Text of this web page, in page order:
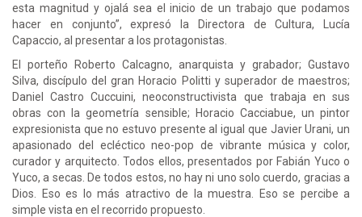
esta magnitud y ojalá sea el inicio de un trabajo que podamos
hacer en conjunto”, expresó la Directora de Cultura, Lucía
Capaccio, al presentar a los protagonistas.
El porteño Roberto Calcagno, anarquista y grabador; Gustavo
Silva, discípulo del gran Horacio Politti y superador de maestros;
Daniel Castro Cuccuini, neoconstructivista que trabaja en sus
obras con la geometría sensible; Horacio Cacciabue, un pintor
expresionista que no estuvo presente al igual que Javier Urani, un
apasionado del ecléctico neo-pop de vibrante música y color,
curador y arquitecto. Todos ellos, presentados por Fabián Yuco o
Yuco, a secas. De todos estos, no hay ni uno solo cuerdo, gracias a
Dios. Eso es lo más atractivo de la muestra. Eso se percibe a
simple vista en el recorrido propuesto.